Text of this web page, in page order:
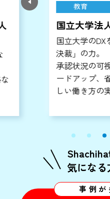
教育
国立大学法
国立大学のDX
決裁」の力。
承認状況の可視
ードアップ、省
しい働き方の実
気になる
事例が